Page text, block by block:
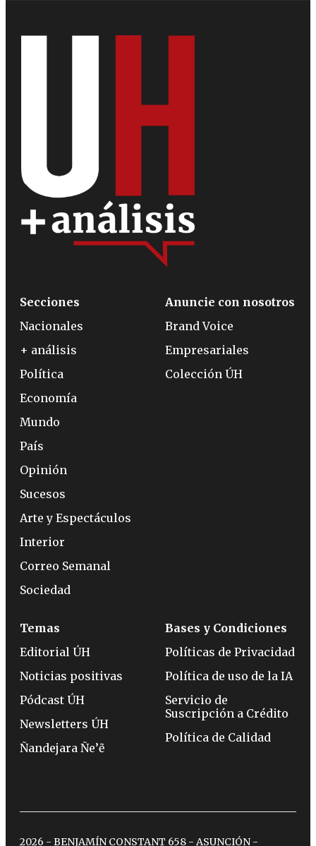
Secciones
Nacionales
+ análisis
Política
Economía
Mundo
País
Opinión
Sucesos
Arte y Espectáculos
Interior
Correo Semanal
Sociedad
Anuncie con nosotros
Brand Voice
Empresariales
Colección ÚH
Temas
Editorial ÚH
Noticias positivas
Pódcast ÚH
Newsletters ÚH
Ñandejara Ñe’ẽ
Bases y Condiciones
Políticas de Privacidad
Política de uso de la IA
Servicio de
Suscripción a Crédito
Política de Calidad
2026 - BENJAMÍN CONSTANT 658 - ASUNCIÓN -